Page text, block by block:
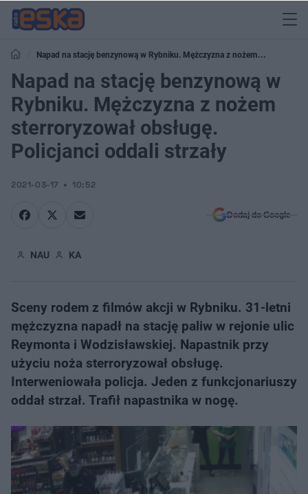
Napad na stację benzynową w Rybniku. Mężczyzna z nożem
sterroryzował obsługę. Policjanci oddali strzały
Napad na stację benzynową w
Rybniku. Mężczyzna z nożem
sterroryzował obsługę.
Policjanci oddali strzały
2021-03-17 10:52
Dodaj do Google
NAU KA
Sceny rodem z filmów akcji w Rybniku. 31-letni
mężczyzna napadł na stację paliw w rejonie ulic
Reymonta i Wodzisławskiej. Napastnik przy
użyciu noża sterroryzował obsługę.
Interweniowała policja. Jeden z funkcjonariuszy
oddał strzał. Trafił napastnika w nogę.